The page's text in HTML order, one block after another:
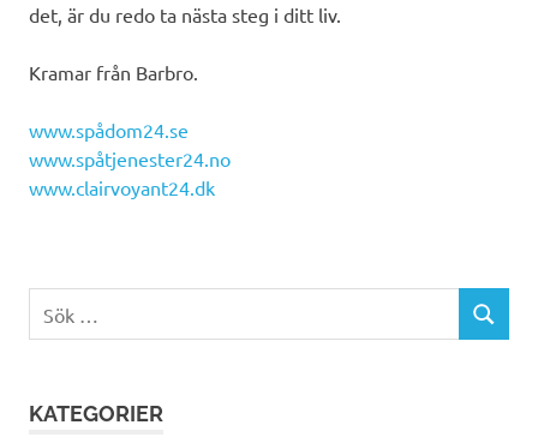
det, är du redo ta nästa steg i ditt liv.
Kramar från Barbro.
www.spådom24.se
www.spåtjenester24.no
www.clairvoyant24.dk
efter:
SÖK
KATEGORIER